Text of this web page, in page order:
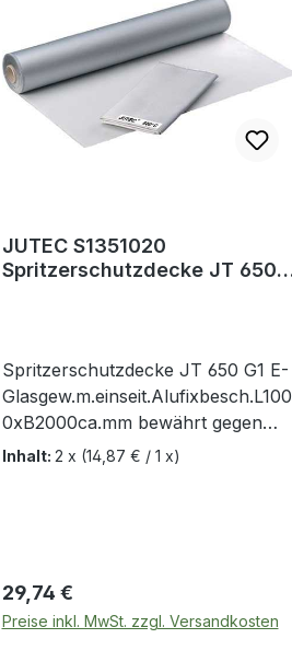
JUTEC S1351020
Spritzerschutzdecke JT 650
Spritzerschutzdecke JT 650 G1 E-
Glasgew.m.einseit.Alufixbesch.L100
0xB2000ca.mm bewährt gegen
Funkenflug, Schweißspritzer und
Wärmedämmwerte · schnitt-,
schiebe- und scheuerfest · GS
(geprüfte Sicherheit) geprüft vom
Inhalt: 2 x (14,87 € / 1 x)
Regulärer Preis:
29,74 €
Preise inkl. MwSt. zzgl. Versandkosten